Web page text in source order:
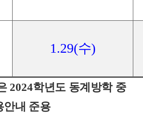
1.29(수)
2024학년도 동계방학 중
안내 준용